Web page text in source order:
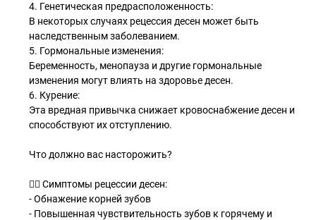
4. Генетическая предрасположенность:
В некоторых случаях рецессия десен может быть
наследственным заболеванием.
5. Гормональные изменения:
Беременность, менопауза и другие гормональные
изменения могут влиять на здоровье десен.
6. Курение:
Эта вредная привычка снижает кровоснабжение десен и
способствуют их отступлению.
Что должно вас насторожить?
👉🏻 Симптомы рецессии десен:
- Обнажение корней зубов
- Повышенная чувствительность зубов к горячему и